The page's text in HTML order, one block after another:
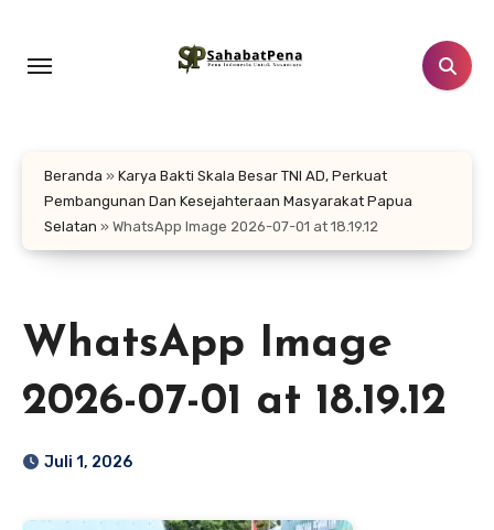
konten
Beranda » Karya Bakti Skala Besar TNI AD, Perkuat
Pembangunan Dan Kesejahteraan Masyarakat Papua
Selatan » WhatsApp Image 2026-07-01 at 18.19.12
WhatsApp Image
2026-07-01 at 18.19.12
Juli 1, 2026